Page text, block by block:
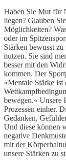
Haben Sie Mut für
liegen? Glauben
Möglichkeiten?
oder im
Stärken bewusst
nutzen. Sie sind
besser mit den
kommen. Der
»Mentale Stärke ist
bewegen.« Unsere
Prozessen einher.
Gedanken,
Und diese können
negative
mit der
unsere Stärken zu